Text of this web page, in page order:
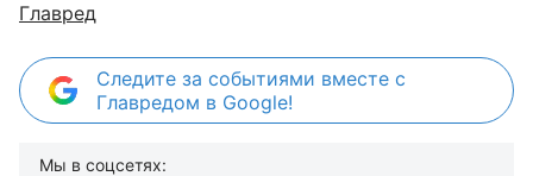
Главред
Следите за событиями вместе с
Главредом в Google!
Мы в соцсетях: